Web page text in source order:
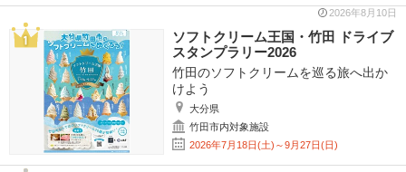
2026年8月10日
ソフトクリーム王国・竹田 ドライブ
スタンプラリー2026
竹田のソフトクリームを巡る旅へ出か
けよう
大分県
竹田市内対象施設
2026年7月18日(土)～9月27日(日)